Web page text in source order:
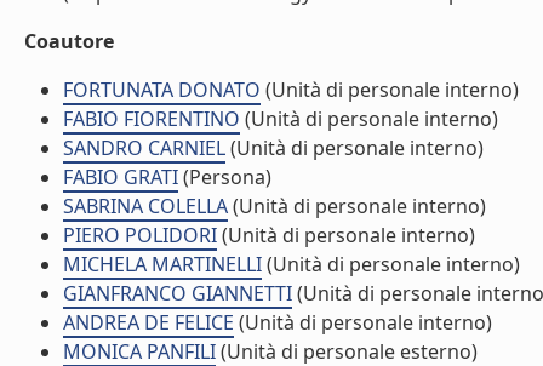
Coautore
FORTUNATA DONATO (Unità di personale interno)
FABIO FIORENTINO (Unità di personale interno)
SANDRO CARNIEL(Unità di personale interno)
FABIO GRATI(Persona)
SABRINA COLELLA(Unità di personale interno)
PIERO POLIDORI(Unità di personale interno)
MICHELA MARTINELLI(Unità di personale interno)
GIANFRANCO GIANNETTI(Unità di personale
ANDREA DE FELICE (Unità di personale interno)
MONICA PANFILI(Unità di personale esterno)